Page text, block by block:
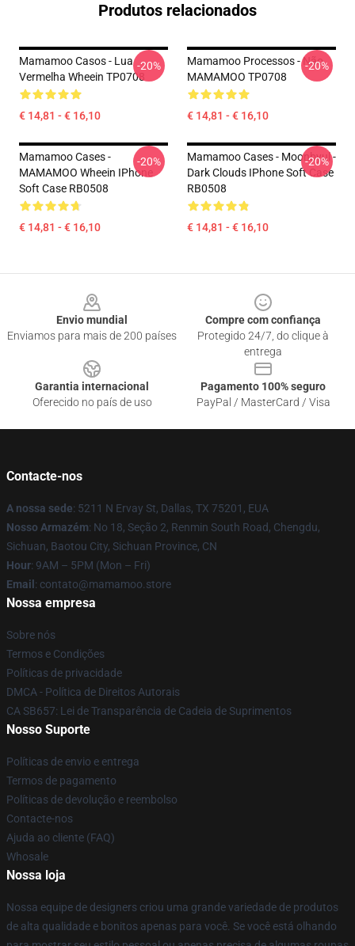
Produtos relacionados
Mamamoo Casos - Lua
Vermelha Wheein TP0708
€ 14,81 - € 16,10
-20%
Mamamoo Processos - Não.
MAMAMOO TP0708
€ 14,81 - € 16,10
-20%
Mamamoo Cases -
MAMAMOO Wheein IPhone
Soft Case RB0508
€ 14,81 - € 16,10
-20%
Mamamoo Cases - Moonbyul -
Dark Clouds IPhone Soft Case
RB0508
€ 14,81 - € 16,10
-20%
Envio mundial
Enviamos para mais de 200 países
Compre com confiança
Protegido 24/7, do clique à
entrega
Garantia internacional
Oferecido no país de uso
Pagamento 100% seguro
PayPal / MasterCard / Visa
Contacte-nos
A nossa sede: 5211 N Ervay St, Dallas, TX 75201, EUA
Nosso Armazém: No 18, Seção 2, Renmin South Road, Chengdu,
Sichuan, Baotou City, Sichuan Province, CN
Hour: 9AM – 5PM (Mon – Fri)
Email : contato@mamamoo.store
Nossa empresa
Sobre nós
Termos e Condições
Políticas de privacidade
DMCA - Política de Direitos Autorais
CA SB657: Lei de Transparência de Cadeia de Suprimentos
Nosso Suporte
Políticas de envio e entrega
Termos de pagamento
Políticas de devolução e reembolso
Contacte-nos
Ajuda ao cliente (FAQ)
Whosale
Nossa loja
Nossa equipe de designers criou uma grande variedade de produtos
de alta qualidade e bonitos apenas para você. Se você está olhando